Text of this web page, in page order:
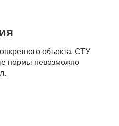
объекта. СТУ
нормы невозможно